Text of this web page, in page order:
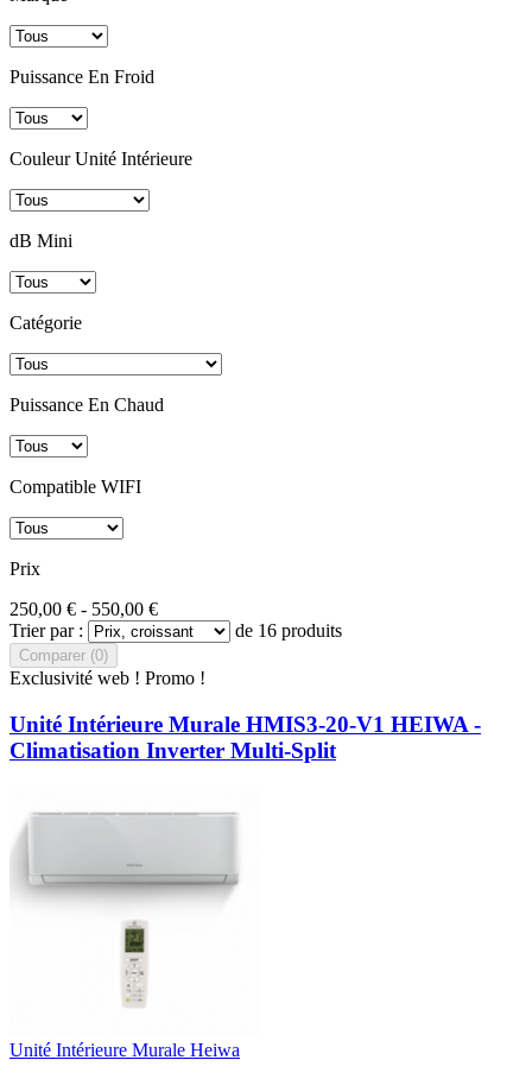
Puissance En Froid
Couleur Unité Intérieure
dB Mini
Catégorie
Puissance En Chaud
Compatible WIFI
Prix
250,00 € - 550,00 €
Trier par :
de 16 produits
Comparer (0)‎
Exclusivité web ! Promo !
Unité Intérieure Murale HMIS3-20-V1 HEIWA -
Climatisation Inverter Multi-Split
Unité Intérieure Murale Heiwa